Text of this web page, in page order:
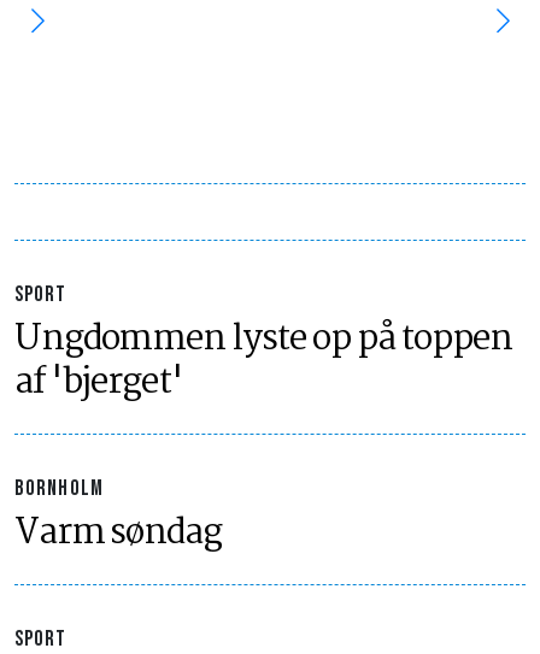
SPORT
Ungdommen lyste op på toppen
af 'bjerget'
BORNHOLM
Varm søndag
SPORT